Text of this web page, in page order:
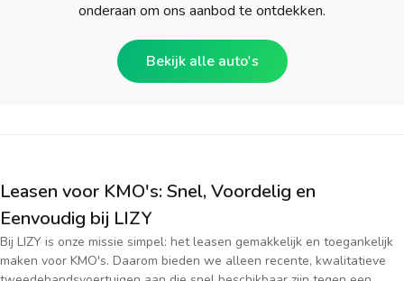
onderaan om ons aanbod te ontdekken.
Bekijk alle auto's
Leasen voor KMO's: Snel, Voordelig en
Eenvoudig bij LIZY
Bij LIZY is onze missie simpel: het leasen gemakkelijk en toegankelijk
maken voor KMO's. Daarom bieden we alleen recente, kwalitatieve